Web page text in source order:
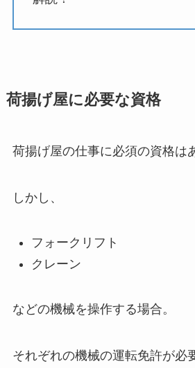
荷揚げ屋に必要な資格
荷揚げ屋の仕事に必須の資格は
しかし、
フォークリフト
クレーン
などの機械を操作する場合。
それぞれの機械の運転免許が必